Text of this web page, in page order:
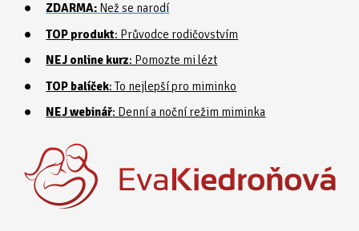
ZDARMA: Než se narodí
TOP produkt: Průvodce rodičovstvím
NEJ online kurz: Pomozte mi lézt
TOP balíček: To nejlepší pro miminko
NEJ webinář: Denní a noční režim miminka